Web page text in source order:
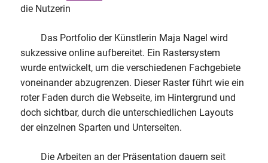
die Nutzerin
Das Portfolio der Künstlerin Maja Nagel wird
sukzessive online aufbereitet. Ein Rastersystem
wurde entwickelt, um die verschiedenen Fachgebiete
voneinander abzugrenzen. Dieser Raster führt wie ein
roter Faden durch die Webseite, im Hintergrund und
doch sichtbar, durch die unterschiedlichen Layouts
der einzelnen Sparten und Unterseiten.
Die Arbeiten an der Präsentation dauern seit